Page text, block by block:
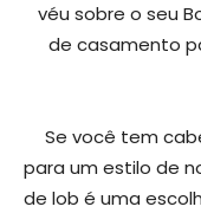
véu sobre o seu
de casamento
Se você tem
para um estilo de
de lob é uma